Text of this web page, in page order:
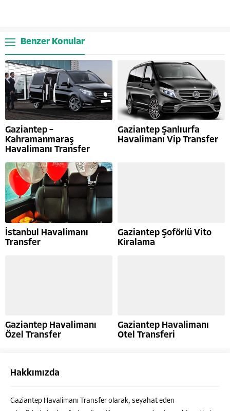
Benzer Konular
Gaziantep –
Kahramanmaraş
Havalimanı Transfer
Gaziantep Şanlıurfa
Havalimanı Vip Transfer
İstanbul Havalimanı
Transfer
Gaziantep Şoförlü Vito
Kiralama
Gaziantep Havalimanı
Özel Transfer
Gaziantep Havalimanı
Otel Transferi
Hakkımızda
Gaziantep Havalimanı Transfer olarak, seyahat eden
Ahmet ÇELEBİ